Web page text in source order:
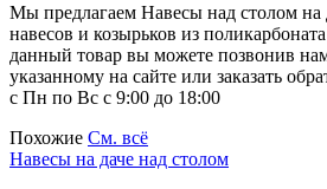
Мы предлагаем Навесы над столом на
навесов и козырьков из
данный товар вы можете позвонив
указанному на сайте или заказать
с Пн по Вс с 9:00 до 18:00
Похожие См. всё
Навесы на даче над столом